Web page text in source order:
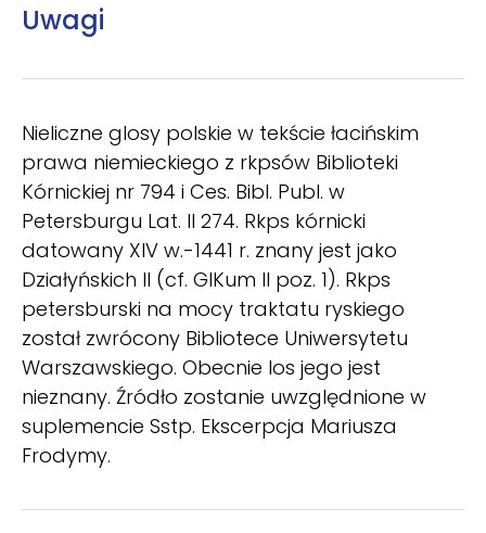
Uwagi
Nieliczne glosy polskie w tekście łacińskim
prawa niemieckiego z rkpsów Biblioteki
Kórnickiej nr 794 i Ces. Bibl. Publ. w
Petersburgu Lat. II 274. Rkps kórnicki
datowany XIV w.-1441 r. znany jest jako
Działyńskich II (cf. GlKum II poz. 1). Rkps
petersburski na mocy traktatu ryskiego
został zwrócony Bibliotece Uniwersytetu
Warszawskiego. Obecnie los jego jest
nieznany. Źródło zostanie uwzględnione w
suplemencie Sstp. Ekscerpcja Mariusza
Frodymy.